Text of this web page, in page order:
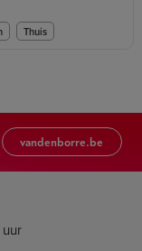
Thuis
vandenborre.be